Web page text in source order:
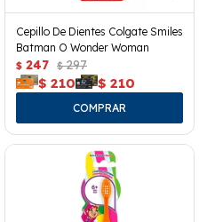
Cepillo De Dientes Colgate Smiles
Batman O Wonder Woman
$ 247 $ 297
$ 210 $ 210